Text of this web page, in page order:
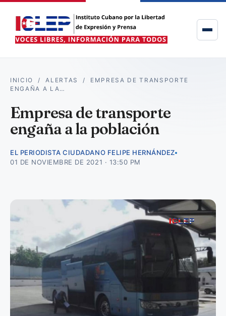
INICIO /ALERTAS / EMPRESA DE TRANSPORTE
ENGAÑA A LA…
Empresa de transporte
engaña a la población
EL PERIODISTA CIUDADANO FELIPE HERNÁNDEZ
01 DE NOVIEMBRE DE 2021 · 13:50 PM